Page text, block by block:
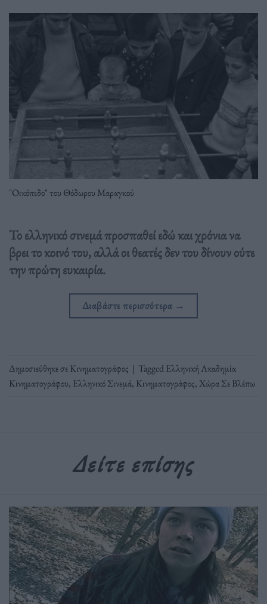
"Οικόπεδο" του Θόδωρου Μαραγκού
Το ελληνικό σινεμά προσπαθεί εδώ και χρόνια να
βρει το κοινό του, αλλά οι θεατές δεν του δίνουν ούτε
την πρώτη ευκαιρία.
Διαβάστε περισσότερα →
Δημοσιεύθηκε σεΚινηματογράφος | TaggedΕλληνική Ακαδημία
Κινηματογράφου, Ελληνικό Σινεμά, Κινηματογράφος,Χώρα Σε Βλέπω
Δείτε επίσης